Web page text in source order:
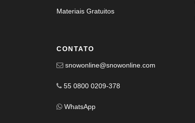
Materiais Gratuitos
CONTATO
snowonline@snowonline.com
55 0800 0209-378
WhatsApp